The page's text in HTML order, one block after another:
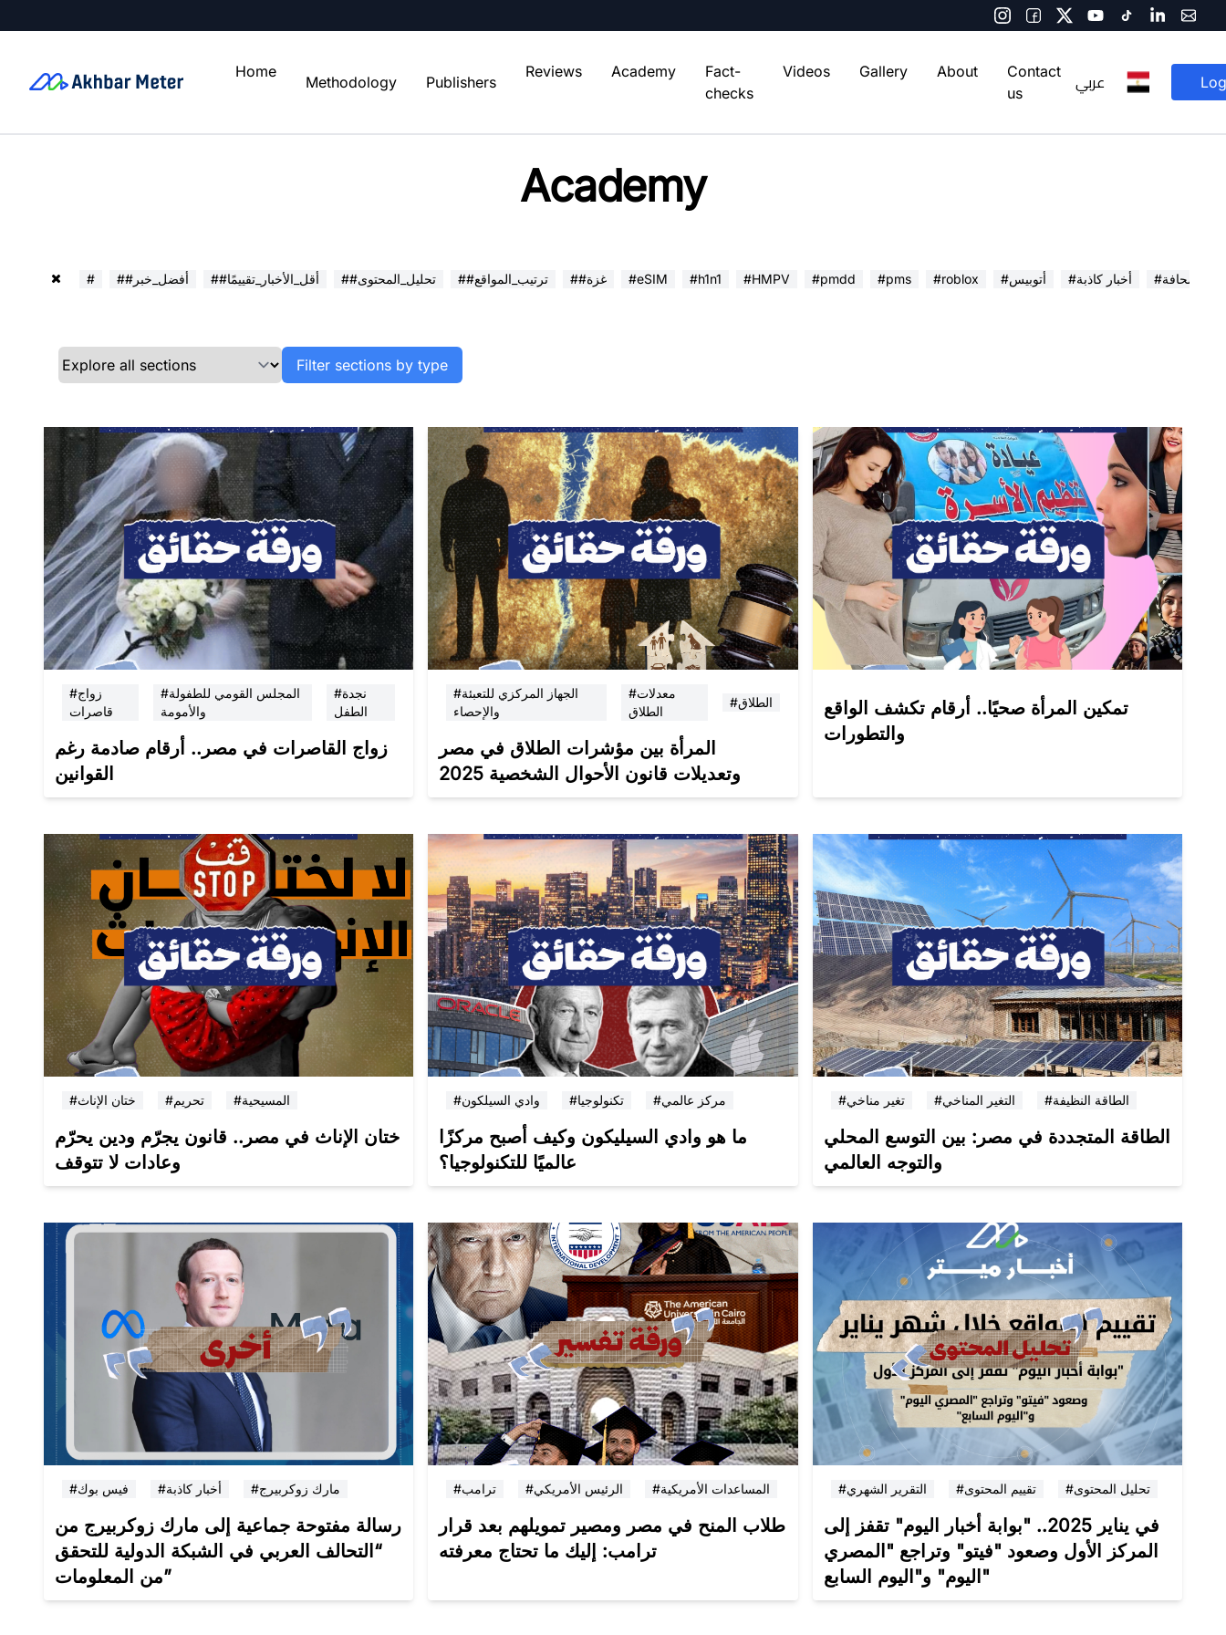
Home
Methodology Publishers
Reviews Academy
Fact-
checks
Videos Gallery About
Contact
us
عربي
Academy
# ##أفضل_خبر ##أقل_الأخبار_تقييمًا ##تحليل_المحتوى ##ترتيب_المواقع ##غزة #eSIM #h1n1 #HMPV #pmdd #pms #roblox #أتوبيس #أخبار كاذبة في الصحافة
Filter sections by type
#زواج
قاصرات
#المجلس القومي للطفولة
والأمومة
#نجدة
الطفل
زواج القاصرات في مصر.. أرقام صادمة رغم
القوانين
#الجهاز المركزي للتعبئة
والإحصاء
#معدلات
الطلاق
#الطلاق
المرأة بين مؤشرات الطلاق في مصر
وتعديلات قانون الأحوال الشخصية 2025
تمكين المرأة صحيًا.. أرقام تكشف الواقع
والتطورات
#ختان الإناث #تحريم #المسيحية
ختان الإناث في مصر.. قانون يجرّم ودين يحرّم
وعادات لا تتوقف
#وادي السيلكون #تكنولوجيا #مركز عالمي
ما هو وادي السيليكون وكيف أصبح مركزًا
عالميًا للتكنولوجيا؟
#تغير مناخي #التغير المناخي #الطاقة النظيفة
الطاقة المتجددة في مصر: بين التوسع المحلي
والتوجه العالمي
#فيس بوك #أخبار كاذبة #مارك زوكربيرج
رسالة مفتوحة جماعية إلى مارك زوكربيرج من
“التحالف العربي في الشبكة الدولية للتحقق
من المعلومات”
#ترامب #الرئيس الأمريكي #المساعدات الأمريكية
طلاب المنح في مصر ومصير تمويلهم بعد قرار
ترامب: إليك ما تحتاج معرفته
#التقرير الشهري #تقييم المحتوى #تحليل المحتوى
في يناير 2025.. "بوابة أخبار اليوم" تقفز إلى
المركز الأول وصعود "فيتو" وتراجع "المصري
اليوم" و"اليوم السابع"